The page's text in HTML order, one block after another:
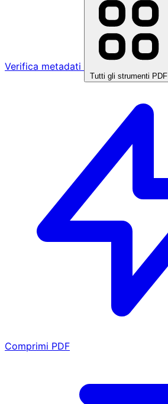
Verifica metadati
Tutti gli strumenti PDF
Comprimi PDF